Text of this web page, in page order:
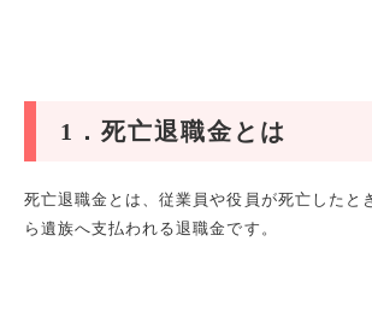
1 ．死亡退職金とは
死亡退職金とは、従業員や役員が死亡したと
ら遺族へ支払われる退職金です。